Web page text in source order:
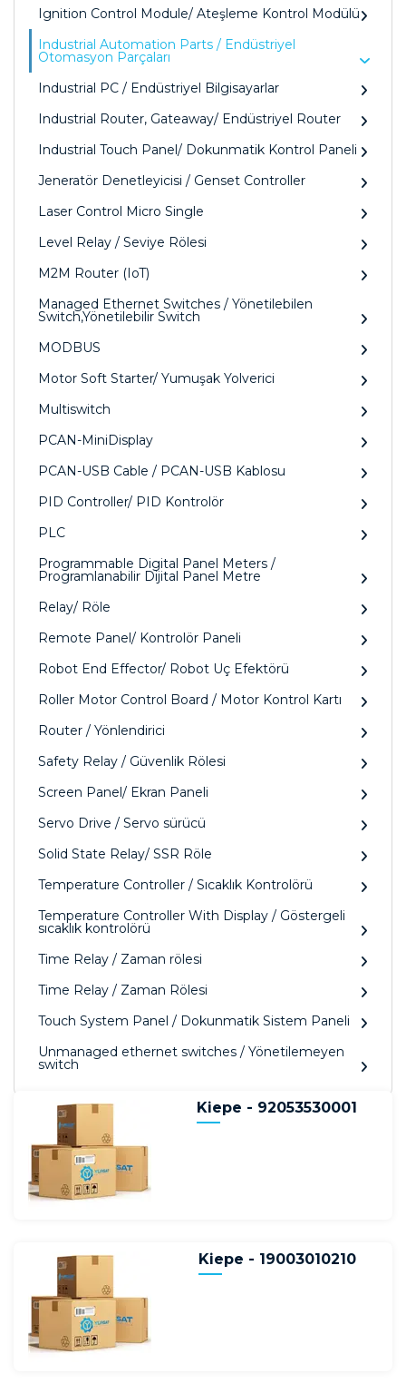
Ignition Control Module/ Ateşleme Kontrol Modülü
Industrial Automation Parts / Endüstriyel
Otomasyon Parçaları
Industrial PC / Endüstriyel Bilgisayarlar
Industrial Router, Gateaway/ Endüstriyel Router
Industrial Touch Panel/ Dokunmatik Kontrol Paneli
Jeneratör Denetleyicisi / Genset Controller
Laser Control Micro Single
Level Relay / Seviye Rölesi
M2M Router (IoT)
Managed Ethernet Switches / Yönetilebilen
Switch,Yönetilebilir Switch
MODBUS
Motor Soft Starter/ Yumuşak Yolverici
Multiswitch
PCAN-MiniDisplay
PCAN-USB Cable / PCAN-USB Kablosu
PID Controller/ PID Kontrolör
PLC
Programmable Digital Panel Meters /
Programlanabilir Dijital Panel Metre
Relay/ Röle
Remote Panel/ Kontrolör Paneli
Robot End Effector/ Robot Uç Efektörü
Roller Motor Control Board / Motor Kontrol Kartı
Router / Yönlendirici
Safety Relay / Güvenlik Rölesi
Screen Panel/ Ekran Paneli
Servo Drive / Servo sürücü
Solid State Relay/ SSR Röle
Temperature Controller / Sıcaklık Kontrolörü
Temperature Controller With Display / Göstergeli
sıcaklık kontrolörü
Time Relay / Zaman rölesi
Time Relay / Zaman Rölesi
Touch System Panel / Dokunmatik Sistem Paneli
Unmanaged ethernet switches / Yönetilemeyen
switch
Kiepe - 92053530001
Kiepe - 19003010210